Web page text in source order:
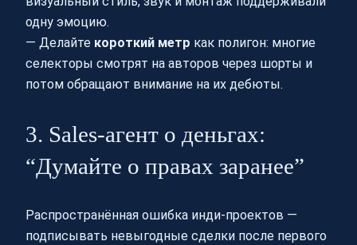
одну эмоцию.
— Делайте короткий метр как полигон: многие
селекторы смотрят на авторов через шорты и
потом обращают внимание на их дебюты.
3. Sales-агент о деньгах:
“Думайте о правах заранее”
Распространённая ошибка инди-проектов —
подписывать невыгодные сделки после первого